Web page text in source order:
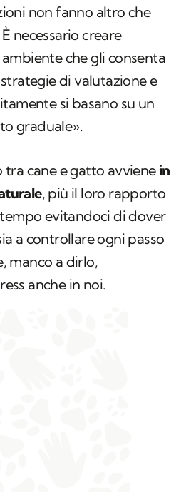
non fanno altro che
necessario creare
che gli consenta
di valutazione e
si basano su un
graduale».
tra cane e gatto avviene in
, più il loro rapporto
evitandoci di dover
a controllare ogni passo
manco a dirlo,
anche in noi.